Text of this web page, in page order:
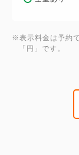
※表示料金は予約
「円」です。